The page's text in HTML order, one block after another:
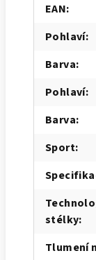
EAN:
Pohlaví:
Barva:
Pohlaví:
Barva:
Sport:
stélky:
Tlumení